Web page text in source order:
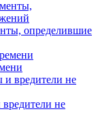
определившие
не